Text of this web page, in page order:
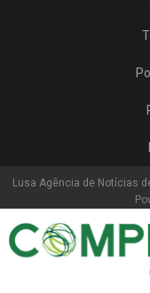
Lusa Agência de Notícias